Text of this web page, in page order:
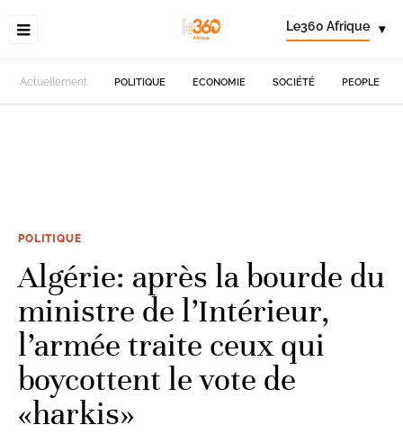
Le360 Afrique ▾
Actuellement POLITIQUE ECONOMIE SOCIÉTÉ PEOPLE
POLITIQUE
Algérie: après la bourde du
ministre de l’Intérieur,
l’armée traite ceux qui
boycottent le vote de
«harkis»